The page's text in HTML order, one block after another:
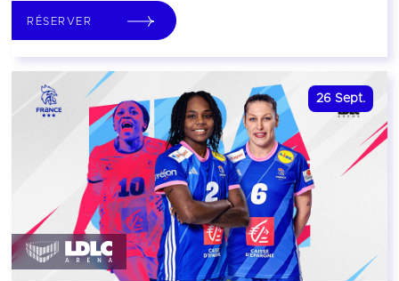
RÉSERVER
26 Sept.